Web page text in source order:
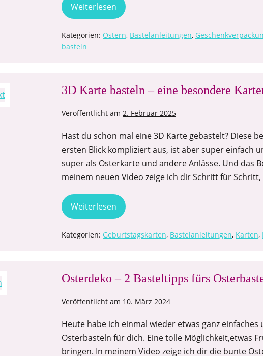
Weiterlesen
Kategorien: Ostern, Bastelanleitungen,
basteln
3D Karte basteln – eine besondere
Veröffentlicht am 2. Februar 2025
Hast du schon mal eine 3D Karte gebastelt? Diese
ersten Blick kompliziert aus, ist aber super einfach
super als Osterkarte und andere Anlässe. Und das
meinem neuen Video zeige ich dir Schritt für
Weiterlesen
Kategorien: Geburtstagskarten, Bastelanleitungen, Karten,
Osterdeko – 2 Basteltipps fürs
Veröffentlicht am 10. März 2024
Heute habe ich einmal wieder etwas ganz
Osterbasteln für dich. Eine tolle Möglichkeit,etwas
bringen. In meinem Video zeige ich dir die bunte